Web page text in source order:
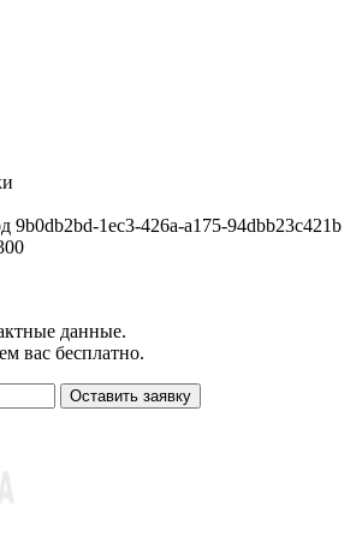
9b0db2bd-1ec3-426a-a175-94dbb23c421b
данные.
вас бесплатно.
Оставить заявку